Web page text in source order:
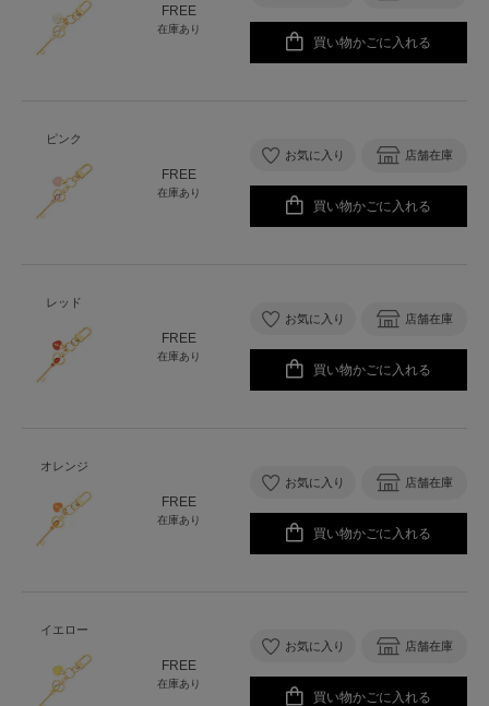
FREE
在庫あり
買い物かごに入れる
ピンク
FREE
在庫あり
お気に入り 店舗在庫
買い物かごに入れる
レッド
FREE
在庫あり
お気に入り 店舗在庫
買い物かごに入れる
オレンジ
FREE
在庫あり
お気に入り 店舗在庫
買い物かごに入れる
イエロー
FREE
在庫あり
お気に入り 店舗在庫
買い物かごに入れる